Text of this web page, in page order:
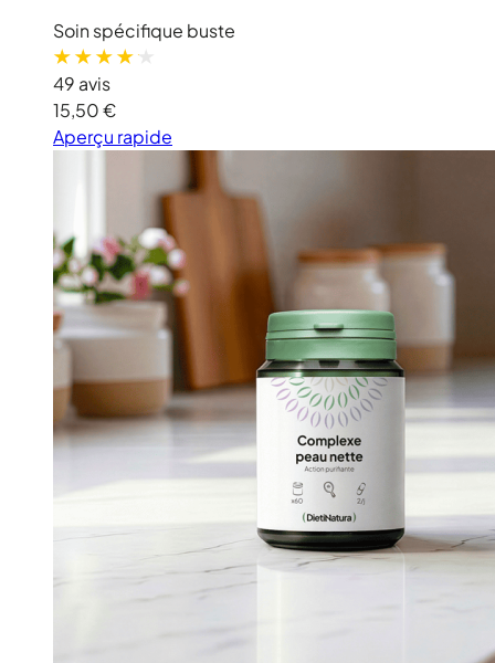
Soin spécifique buste
49 avis
15,50 €
Aperçu rapide